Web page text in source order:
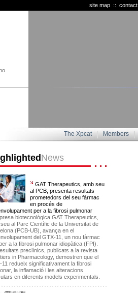
contact
::
site map
Members
The Xpcat
News
GAT Therapeutics, amb seu
al PCB, presenta resultats
prometedors del seu fàrmac
en procés de
per a la fibrosi pulmonar
biotecnològica GAT Therapeutics,
al Parc Científic de la Universitat de
(PCB-UB), avança en el
del GTX-11, un nou fàrmac
a la fibrosi pulmonar idiopàtica (FPI).
preclínics, publicats a la revista
in Pharmacology, demostren que el
11 redueix significativament la fibrosi
la inflamació i les alteracions
en diferents models experimentals.